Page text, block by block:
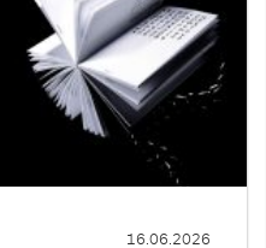
16.06.2026